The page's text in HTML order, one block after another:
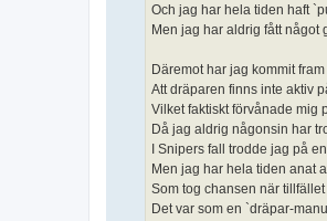
Och jag har hela tiden haft
Men jag har aldrig fått något
Däremot har jag kommit fram
Att dräparen finns inte aktiv
Vilket faktiskt förvånade mig
Då jag aldrig någonsin har
I Snipers fall trodde jag på
Men jag har hela tiden anat
Som tog chansen när
Det var som en `dräpar-